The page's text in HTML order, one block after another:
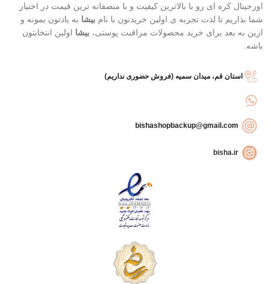
اورجینال کره ای رو با بالاترین کیفیت و با منصفانه ترین قیمت در اختیار
شما بذاریم تا لذت تجربه ی اولین خریدتون با نام بیشا به یادتون بمونه و
ازین به بعد برای خرید محصولات مراقبت پوستی، بیشا اولین انتخابتون
باشه.
استان قم، میدان سمیه (فروش حضوری نداریم)
bisha.ir